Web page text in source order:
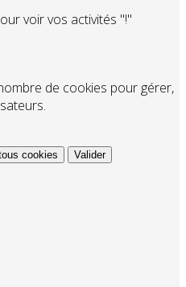
voir vos activités "!"
de cookies pour gérer,
cookies Valider